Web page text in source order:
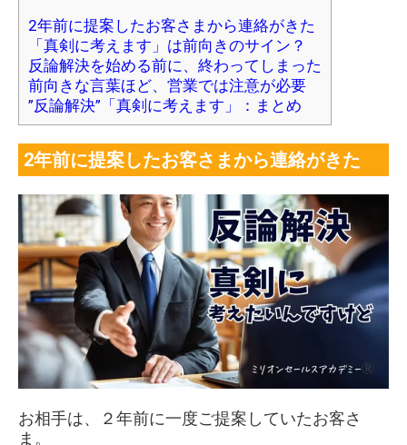
2年前に提案したお客さまから連絡がきた
「真剣に考えます」は前向きのサイン？
反論解決を始める前に、終わってしまった
前向きな言葉ほど、営業では注意が必要
”反論解決”「真剣に考えます」：まとめ
2年前に提案したお客さまから連絡がきた
お相手は、２年前に一度ご提案していたお客さ
ま。